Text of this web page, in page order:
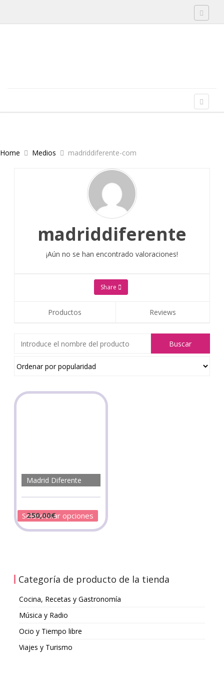
Home Medios madriddiferente-com
Categoría de producto de la tienda
Cocina, Recetas y Gastronomía
Música y Radio
Ocio y Tiempo libre
Viajes y Turismo
madriddiferente
¡Aún no se han encontrado valoraciones!
Share
Productos Reviews
Madrid Diferente
250,00€
Seleccionar opciones